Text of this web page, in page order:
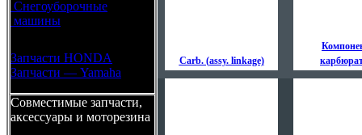
Снегоуборочные
машины
Запчасти HONDA
Запчасти — Yamaha
Совместимые запчасти,
аксессуары и моторезина
Carb. (assy. linkage)